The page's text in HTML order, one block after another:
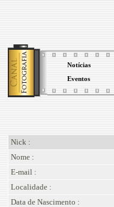
Notícias
Eventos
Nick :
Nome :
E-mail :
Localidade :
Data de Nascimento :